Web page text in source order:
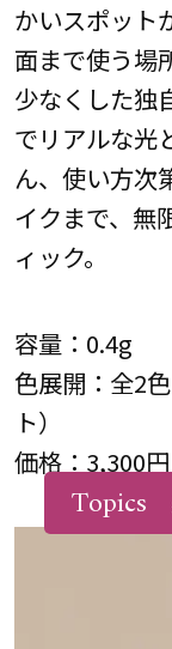
かいスポット
面まで使う場
少なくした独
でリアルな光
ん、使い方次
イクまで、無
ィック。
容量：0.4g
色展開：全2
ト）
価格：3,300円
Topics